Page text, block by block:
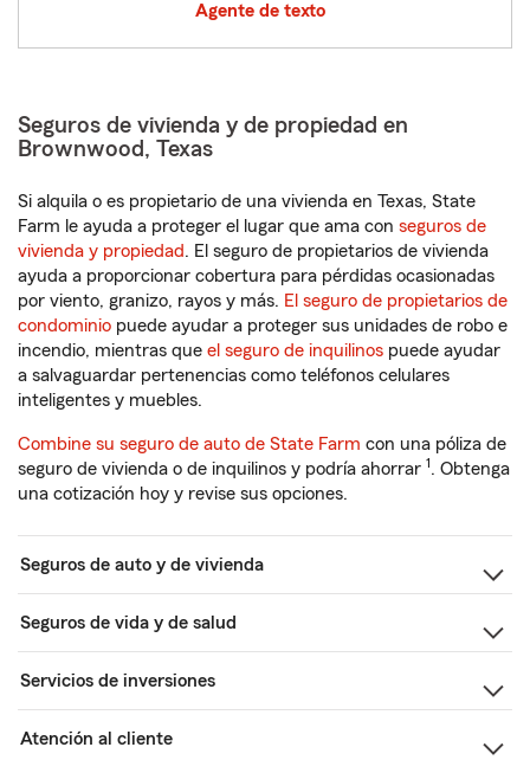
Agente de texto
Seguros de vivienda y de propiedad en
Brownwood, Texas
Si alquila o es propietario de una vivienda en Texas, State
Farm le ayuda a proteger el lugar que ama con seguros de
vivienda y propiedad. El seguro de propietarios de vivienda
ayuda a proporcionar cobertura para pérdidas ocasionadas
por viento, granizo, rayos y más. El seguro de propietarios de
condominio puede ayudar a proteger sus unidades de robo e
incendio, mientras que el seguro de inquilinos puede ayudar
a salvaguardar pertenencias como teléfonos celulares
inteligentes y muebles.
Combine su seguro de auto de State Farm con una póliza de
seguro de vivienda o de inquilinos y podría ahorrar 1. Obtenga
una cotización hoy y revise sus opciones.
Seguros de auto y de vivienda
Seguros de vida y de salud
Servicios de inversiones
Atención al cliente